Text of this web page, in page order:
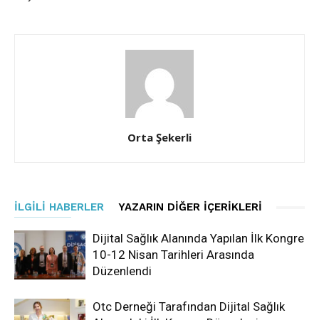
Orta Şekerli
İLGILI HABERLER YAZARIN DIĞER İÇERIKLERI
Dijital Sağlık Alanında Yapılan İlk Kongre
10-12 Nisan Tarihleri Arasında
Düzenlendi
Otc Derneği Tarafından Dijital Sağlık